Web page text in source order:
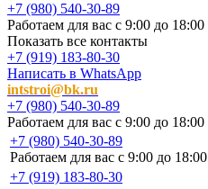
+7 (980) 540-30-89
Работаем для вас с 9:00 до 18:00
Показать все контакты
+7 (919) 183-80-30
Написать в WhatsApp
intstroi@bk.ru
+7 (980) 540-30-89
Работаем для вас с 9:00 до 18:00
+7 (980) 540-30-89
Работаем для вас с 9:00 до 18:00
+7 (919) 183-80-30